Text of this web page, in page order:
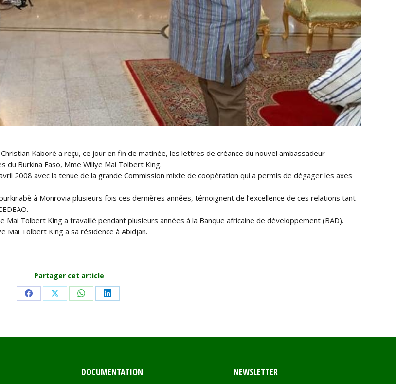
Kaboré a reçu, ce jour en fin de matinée, les lettres de créance du nouvel ambassadeur
Burkina Faso, Mme Willye Mai Tolbert King.
2008 avec la tenue de la grande Commission mixte de coopération qui a permis de dégager les axes
à Monrovia plusieurs fois ces dernières années, témoignent de l’excellence de ces relations tant
Tolbert King a travaillé pendant plusieurs années à la Banque africaine de développement (BAD).
Mai Tolbert King a sa résidence à Abidjan.
Partager cet article
Share Share Share Share
DOCUMENTATION NEWSLETTER